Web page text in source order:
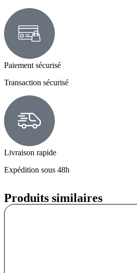
Paiement sécurisé
Transaction sécurisé
Livraison rapide
Expédition sous 48h
Produits similaires